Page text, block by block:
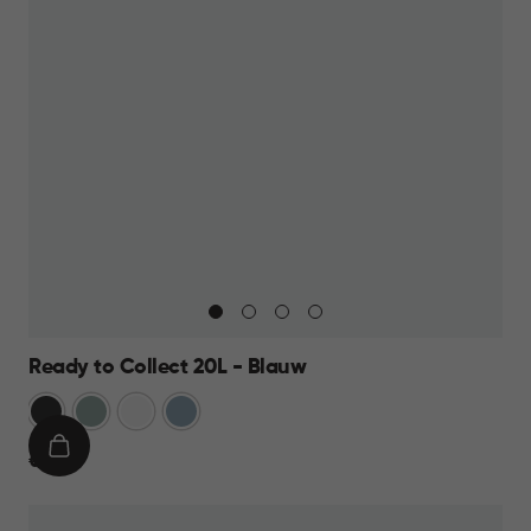
Ready to Collect 20L - Blauw
Donkergrijs
Groen Blauw
€
€ 19,95
IN